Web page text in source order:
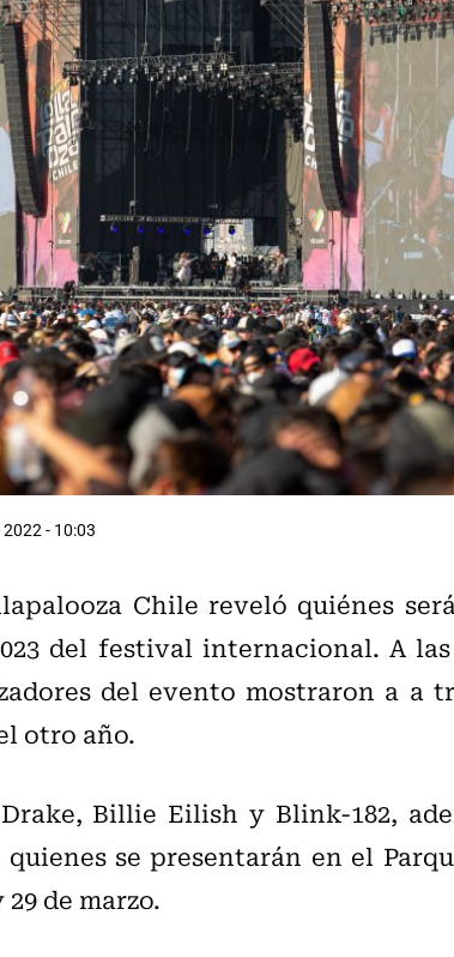
- 10:03
Chile reveló quiénes
del festival internacional. A
del evento mostraron a a
otro año.
Billie Eilish y Blink-182,
se presentarán en el
de marzo.